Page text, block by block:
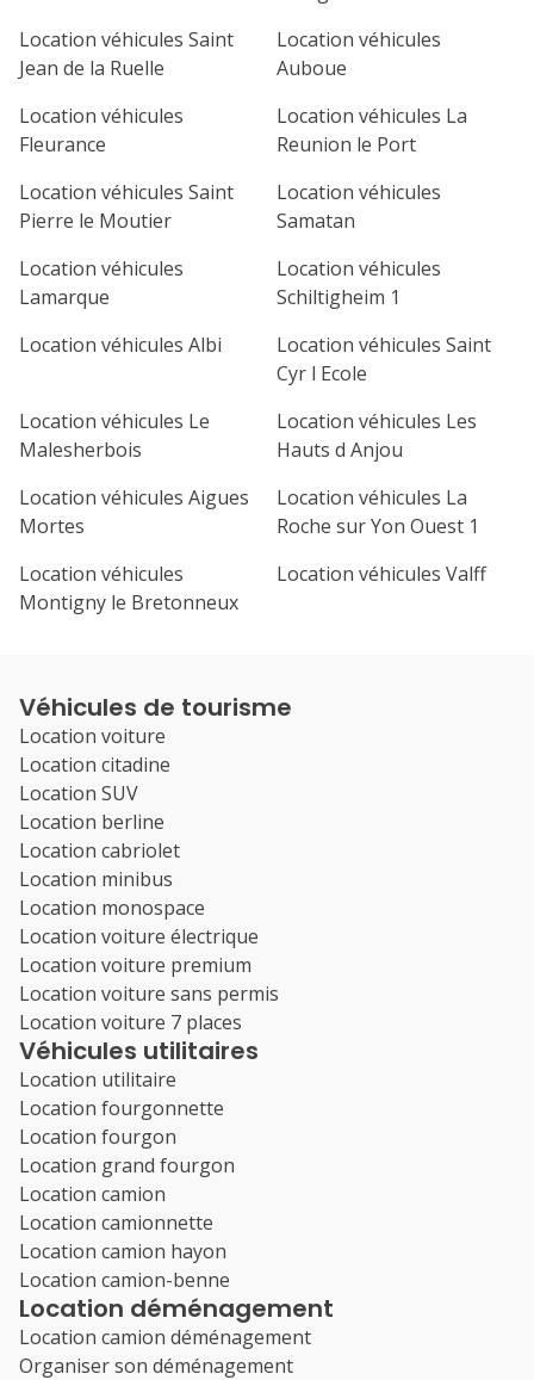
Location véhicules Saint
Jean de la Ruelle
Location véhicules
Auboue
Location véhicules
Fleurance
Location véhicules La
Reunion le Port
Location véhicules Saint
Pierre le Moutier
Location véhicules
Samatan
Location véhicules
Lamarque
Location véhicules
Schiltigheim 1
Location véhicules Albi
Location véhicules Saint
Cyr l Ecole
Location véhicules Le
Malesherbois
Location véhicules Les
Hauts d Anjou
Location véhicules Aigues
Mortes
Location véhicules La
Roche sur Yon Ouest 1
Location véhicules
Montigny le Bretonneux
Location véhicules Valff
Véhicules de tourisme
Location voiture
Location citadine
Location SUV
Location berline
Location cabriolet
Location minibus
Location monospace
Location voiture électrique
Location voiture premium
Location voiture sans permis
Location voiture 7 places
Véhicules utilitaires
Location utilitaire
Location fourgonnette
Location fourgon
Location grand fourgon
Location camion
Location camionnette
Location camion hayon
Location camion-benne
Location déménagement
Location camion déménagement
Organiser son déménagement